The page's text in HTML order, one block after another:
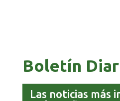
Boletín
Las noticias más